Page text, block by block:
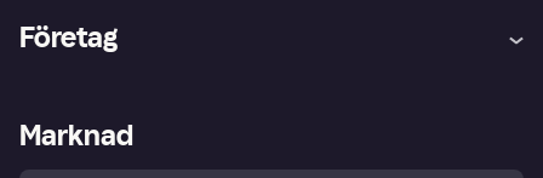
Hjälp
Utforska butiker
Köparskydd
Din ångerrätt
Företag
Merchant portal
Marknad